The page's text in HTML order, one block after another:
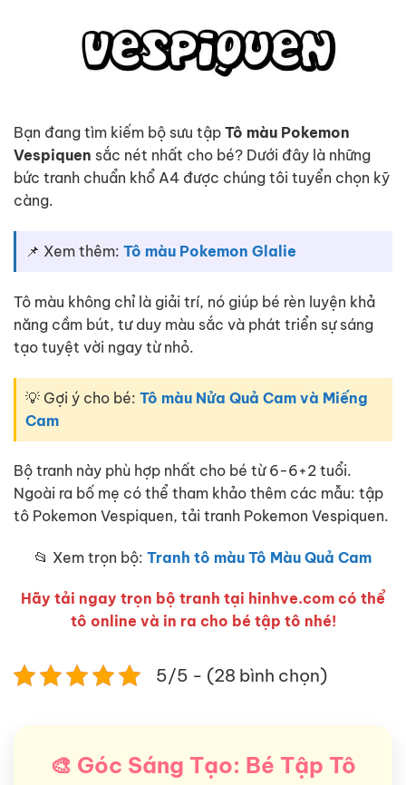
Bạn đang tìm kiếm bộ sưu tập Tô màu Pokemon
Vespiquen sắc nét nhất cho bé? Dưới đây là những
bức tranh chuẩn khổ A4 được chúng tôi tuyển chọn kỹ
càng.
📌 Xem thêm: Tô màu Pokemon Glalie
Tô màu không chỉ là giải trí, nó giúp bé rèn luyện khả
năng cầm bút, tư duy màu sắc và phát triển sự sáng
tạo tuyệt vời ngay từ nhỏ.
💡 Gợi ý cho bé: Tô màu Nửa Quả Cam và Miếng
Cam
Bộ tranh này phù hợp nhất cho bé từ 6-6+2 tuổi.
Ngoài ra bố mẹ có thể tham khảo thêm các mẫu: tập
tô Pokemon Vespiquen, tải tranh Pokemon Vespiquen.
📂 Xem trọn bộ: Tranh tô màu Tô Màu Quả Cam
Hãy tải ngay trọn bộ tranh tại hinhve.com có thể
tô online và in ra cho bé tập tô nhé!
5/5 - (28 bình chọn)
🎨 Góc Sáng Tạo: Bé Tập Tô